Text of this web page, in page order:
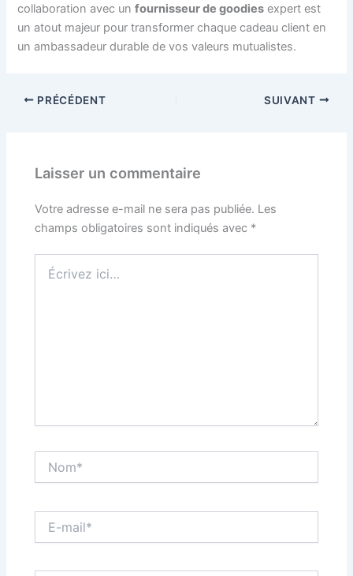
collaboration avec unfournisseur de goodies expert est
un atout majeur pour transformer chaque cadeau client en
un ambassadeur durable de vos valeurs mutualistes.
PRÉCÉDENT SUIVANT
Laisser un commentaire
Votre adresse e-mail ne sera pas publiée. Les
champs obligatoires sont indiqués avec *
ici…
mail*